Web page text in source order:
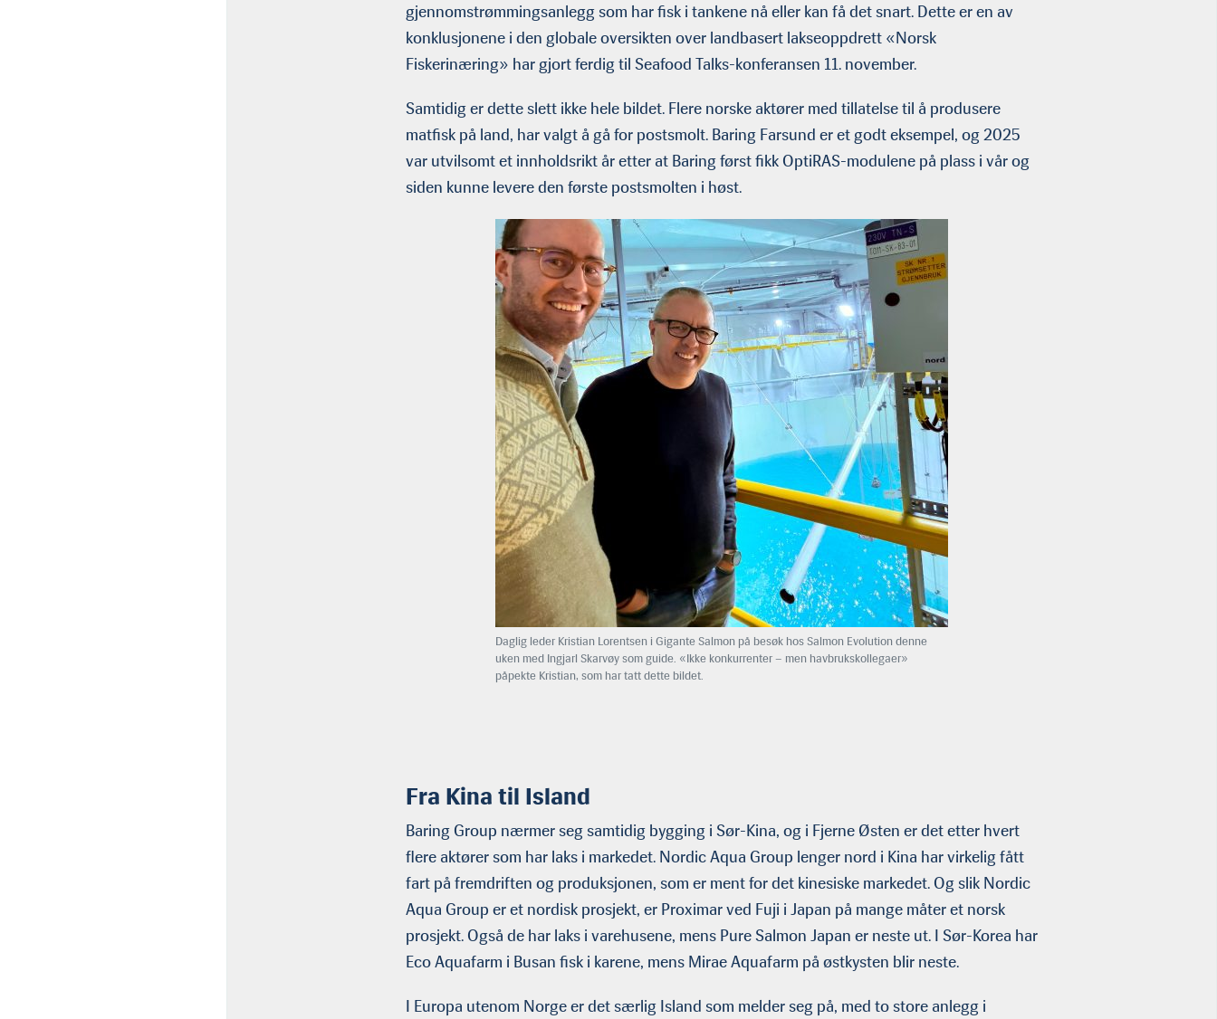
gjennomstrømmingsanlegg som har fisk i tankene nå eller kan få det snart. Dette er en av
konklusjonene i den globale oversikten over landbasert lakseoppdrett «Norsk
Fiskerinæring» har gjort ferdig til Seafood Talks-konferansen 11. november.
Samtidig er dette slett ikke hele bildet. Flere norske aktører med tillatelse til å produsere
matfisk på land, har valgt å gå for postsmolt. Baring Farsund er et godt eksempel, og 2025
var utvilsomt et innholdsrikt år etter at Baring først fikk OptiRAS-modulene på plass i vår og
siden kunne levere den første postsmolten i høst.
Daglig leder Kristian Lorentsen i Gigante Salmon på besøk hos Salmon Evolution denne
uken med Ingjarl Skarvøy som guide. «Ikke konkurrenter – men havbrukskollegaer»
påpekte Kristian, som har tatt dette bildet.
Fra Kina til Island
Baring Group nærmer seg samtidig bygging i Sør-Kina, og i Fjerne Østen er det etter hvert
flere aktører som har laks i markedet. Nordic Aqua Group lenger nord i Kina har virkelig fått
fart på fremdriften og produksjonen, som er ment for det kinesiske markedet. Og slik Nordic
Aqua Group er et nordisk prosjekt, er Proximar ved Fuji i Japan på mange måter et norsk
prosjekt. Også de har laks i varehusene, mens Pure Salmon Japan er neste ut. I Sør-Korea har
Eco Aquafarm i Busan fisk i karene, mens Mirae Aquafarm på østkysten blir neste.
I Europa utenom Norge er det særlig Island som melder seg på, med to store anlegg i